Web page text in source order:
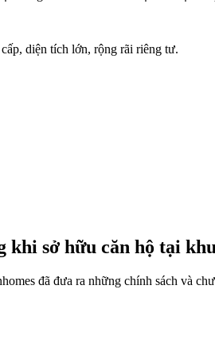
diện tích lớn, rộng rãi riêng tư.
khi sở hữu căn hộ tại
đã đưa ra những chính sách và